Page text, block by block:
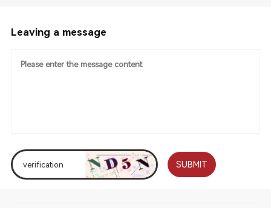
Leaving a message
SUBMIT